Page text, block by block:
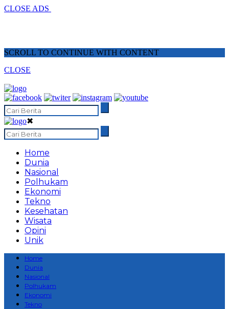
CLOSE ADS
SCROLL TO CONTINUE WITH CONTENT
CLOSE
✖
Home
Dunia
Nasional
Polhukam
Ekonomi
Tekno
Kesehatan
Wisata
Opini
Unik
Home
Dunia
Nasional
Polhukam
Ekonomi
Tekno